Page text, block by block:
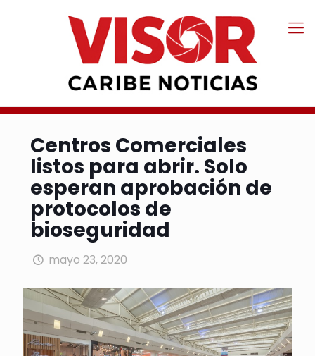
Centros Comerciales
listos para abrir. Solo
esperan aprobación de
protocolos de
bioseguridad
mayo 23, 2020